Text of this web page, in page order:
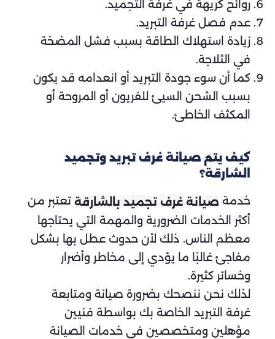
روائح كريهة في غرفة التجميد.
عدم فصل غرفة التبريد.
زيادة استهلاك الطاقة بسبب فشل المضخة
في الثلاجة.
كما أن سوء جودة التبريد أو انعدامه قد يكون
بسبب الشحن السيئ للفريون أو المروحة أو
المكثف الخاطئ.
كيف يتم صيانة غرف تبريد وتجميد
الشارقة؟
خدمة صيانة غرف تجميد بالشارقة تعتبر من
أكثر الخدمات الضرورية والمهمة التي يحتاجها
معظم الناس. ذلك لأن حدوث عطل بها بشكل
مفاجئ غالبًا ما يؤدي إلى مخاطر وأضرار
وخسائر كثيرة.
لذلك نحن ننصحك بضرورة صيانة ومتابعة
غرفة التبريد الخاصة بك بواسطة فنيين
مؤهلين ومتخصصين في خدمات الصيانة